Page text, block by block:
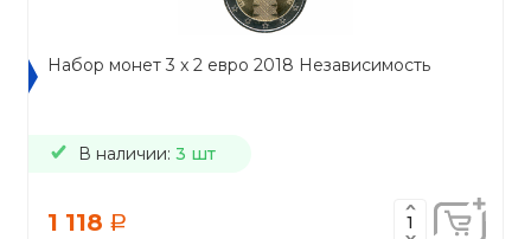
Набор монет 3 x 2 евро 2018 Независимость
В наличии: 3 шт
1 118 a